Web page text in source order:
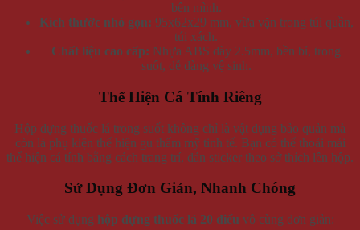
bên mình.
Kích thước nhỏ gọn: 95x62x29 mm, vừa vặn trong túi quần,
túi xách.
Chất liệu cao cấp: Nhựa ABS dày 2.5mm, bền bỉ, trong
suốt, dễ dàng vệ sinh.
Thể Hiện Cá Tính Riêng
Hộp đựng thuốc lá trong suốt không chỉ là vật dụng bảo quản mà
còn là phụ kiện thể hiện gu thẩm mỹ tinh tế. Bạn có thể thoải mái
thể hiện cá tính bằng cách trang trí, dán sticker theo sở thích lên hộp.
Sử Dụng Đơn Giản, Nhanh Chóng
Việc sử dụng hộp đựng thuốc lá 20 điếu vô cùng đơn giản: